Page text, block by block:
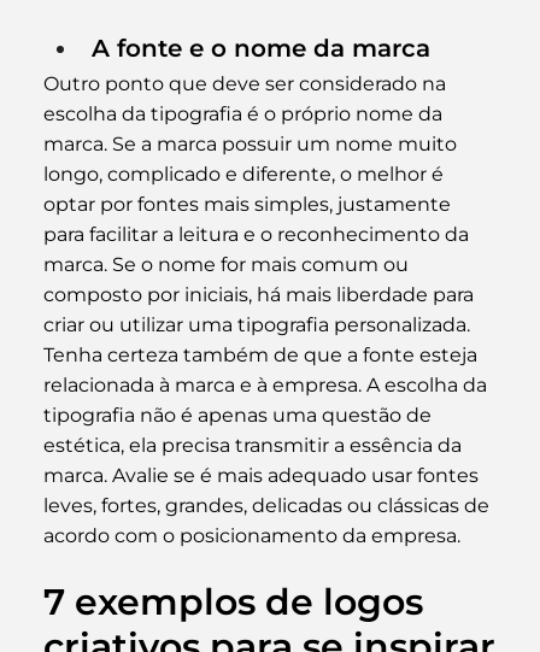
A fonte e o nome da marca
Outro ponto que deve ser considerado na
escolha da tipografia é o próprio nome da
marca. Se a marca possuir um nome muito
longo, complicado e diferente, o melhor é
optar por fontes mais simples, justamente
para facilitar a leitura e o reconhecimento da
marca. Se o nome for mais comum ou
composto por iniciais, há mais liberdade para
criar ou utilizar uma tipografia personalizada.
Tenha certeza também de que a fonte esteja
relacionada à marca e à empresa. A escolha da
tipografia não é apenas uma questão de
estética, ela precisa transmitir a essência da
marca. Avalie se é mais adequado usar fontes
leves, fortes, grandes, delicadas ou clássicas de
acordo com o posicionamento da empresa.
7 exemplos de logos